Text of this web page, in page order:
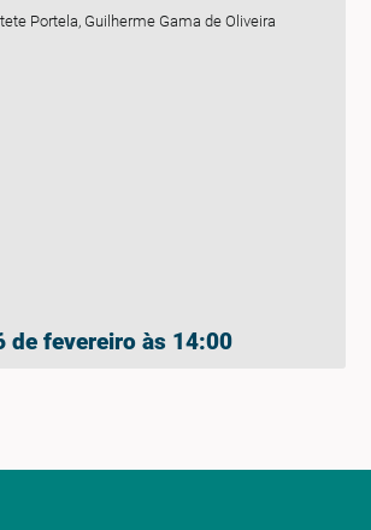
Portela, Guilherme Gama de Oliveira
de fevereiro às 14:00